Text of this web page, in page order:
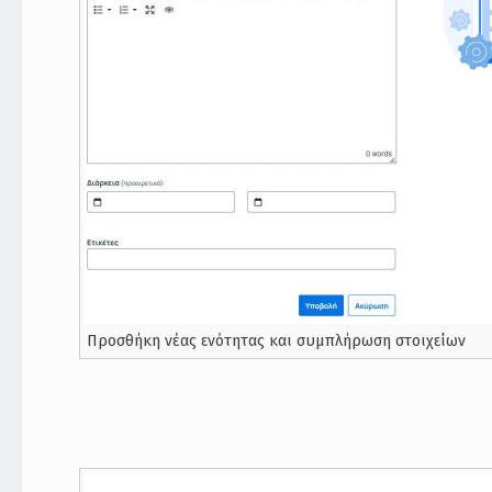
Προσθήκη νέας ενότητας και συμπλήρωση στοιχείων